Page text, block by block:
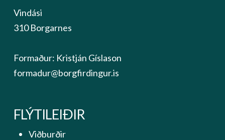
Vindási
310 Borgarnes
Formaður: Kristján Gíslason
formadur@borgfirdingur.is
FLÝTILEIÐIR
Viðburðir